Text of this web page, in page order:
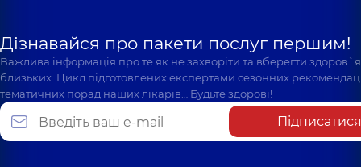
Дізнавайся про пакети послуг першим!
Важлива інформація про те як не захворіти та вберегти
близьких. Цикл підготовлених експертами сезонних
тематичних порад наших лікарів… Будьте здорові!
Підписатися